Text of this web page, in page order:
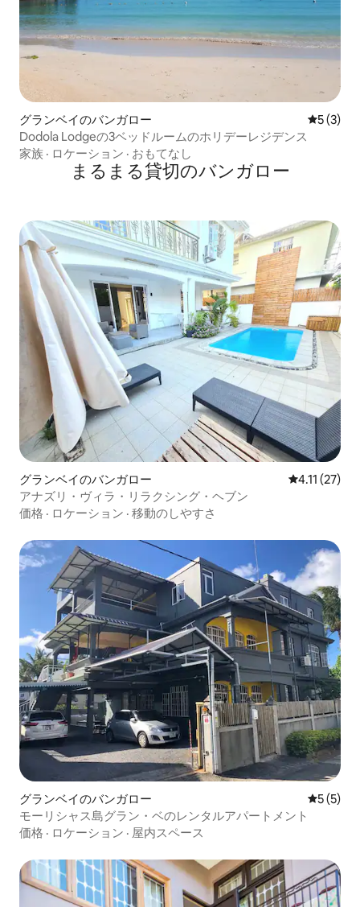
グランベイのバンガロー レビュー
5 (3)
Dodola Lodgeの3ベッドルームのホリデーレジデンス
家族 · ロケーション · おもてなし
まるまる貸切のバンガロー
グランベイのバンガロー レビュー27
4.11 (27)
アナズリ・ヴィラ・リラクシング・ヘブン
価格 · ロケーション · 移動のしやすさ
グランベイのバンガロー レビュー
5 (5)
モーリシャス島グラン・ベのレンタルアパートメント
価格 · ロケーション · 屋内スペース